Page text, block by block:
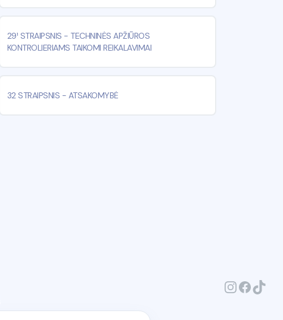
29¹ STRAIPSNIS - TECHNINĖS APŽIŪROS
KONTROLIERIAMS TAIKOMI REIKALAVIMAI
32 STRAIPSNIS - ATSAKOMYBĖ